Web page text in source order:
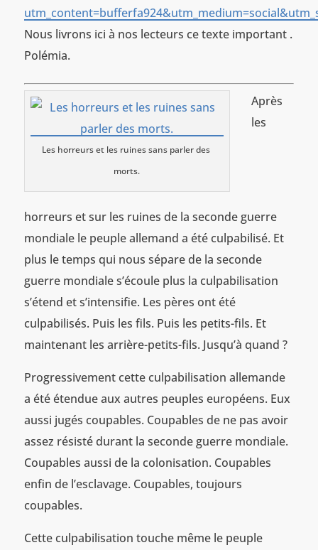
Nous livrons ici à nos lecteurs ce texte important .
Polémia.
Les horreurs et les ruines sans parler des
morts.
Après
les
horreurs et sur les ruines de la seconde guerre
mondiale le peuple allemand a été culpabilisé. Et
plus le temps qui nous sépare de la seconde
guerre mondiale s’écoule plus la culpabilisation
s’étend et s’intensifie. Les pères ont été
culpabilisés. Puis les fils. Puis les petits-fils. Et
maintenant les arrière-petits-fils. Jusqu’à quand ?
Progressivement cette culpabilisation allemande
a été étendue aux autres peuples européens. Eux
aussi jugés coupables. Coupables de ne pas avoir
assez résisté durant la seconde guerre mondiale.
Coupables aussi de la colonisation. Coupables
enfin de l’esclavage. Coupables, toujours
coupables.
Cette culpabilisation touche même le peuple